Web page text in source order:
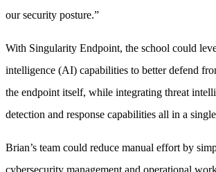
our security posture.”
With Singularity Endpoint, the school could
intelligence (AI) capabilities to better defend
the endpoint itself, while integrating threat
detection and response capabilities all in a
Brian’s team could reduce manual effort by
cybersecurity management and operational